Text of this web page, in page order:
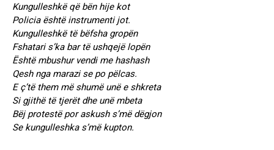
Kungulleshkë që bën hije kot
Policia është instrumenti jot.
Kungulleshkë të bëfsha gropën
Fshatari s’ka bar të ushqejë lopën
Është mbushur vendi me hashash
Qesh nga marazi se po pëlcas.
E ç’të them më shumë unë e shkreta
Si gjithë të tjerët dhe unë mbeta
Bëj protestë por askush s’më dëgjon
Se kungulleshka s’më kupton.